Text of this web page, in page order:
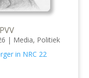
| Media, Politiek
in NRC 22